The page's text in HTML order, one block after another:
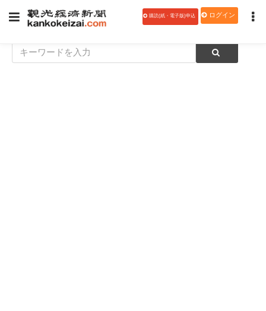
購読(紙・電子版)申込 ログイン